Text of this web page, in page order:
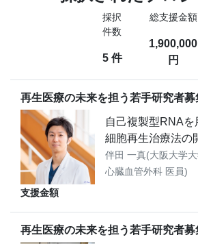
採択
件数
5 件
総支援金額
1,900,000
円
再生医療の未来を担う若手研究者募
自己複製型RNA
細胞再生治療法の
伴田 一真(大阪大学
心臓血管外科 医員)
支援金額
再生医療の未来を担う若手研究者募